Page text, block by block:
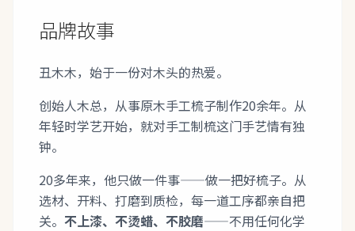
品牌故事
丑木木，始于一份对木头的热爱。
创始人木总，从事原木手工梳子制作20余年。从
年轻时学艺开始，就对手工制梳这门手艺情有独
钟。
20多年来，他只做一件事——做一把好梳子。从
选材、开料、打磨到质检，每一道工序都亲自把
关。 不上漆、不烫蜡、不胶磨——不用任何化学